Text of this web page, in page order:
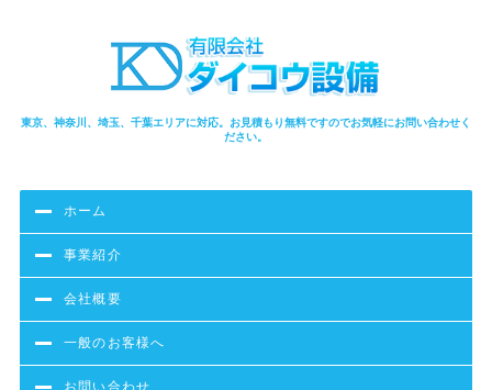
東京、神奈川、埼玉、千葉エリアに対応。お見積もり無料ですのでお気軽にお問い合わせく
ださい。
ホーム
事業紹介
会社概要
一般のお客様へ
お問い合わせ